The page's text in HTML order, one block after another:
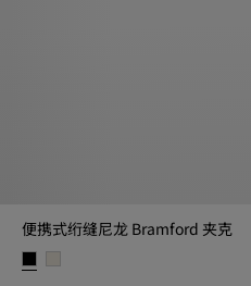
便携式绗缝尼龙 Bramford 夹克